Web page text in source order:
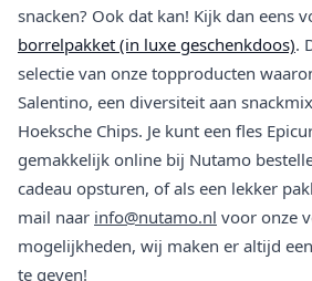
snacken? Ook dat kan! Kijk dan eens
borrelpakket (in luxe geschenkdoos).
selectie van onze topproducten
Salentino, een diversiteit aan
Hoeksche Chips. Je kunt een fles
gemakkelijk online bij Nutamo
cadeau opsturen, of als een lekker
mail naar info@nutamo.nl voor onze
mogelijkheden, wij maken er altijd
te geven!